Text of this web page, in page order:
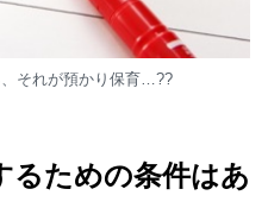
それが預かり保育…??
るための条件はあ